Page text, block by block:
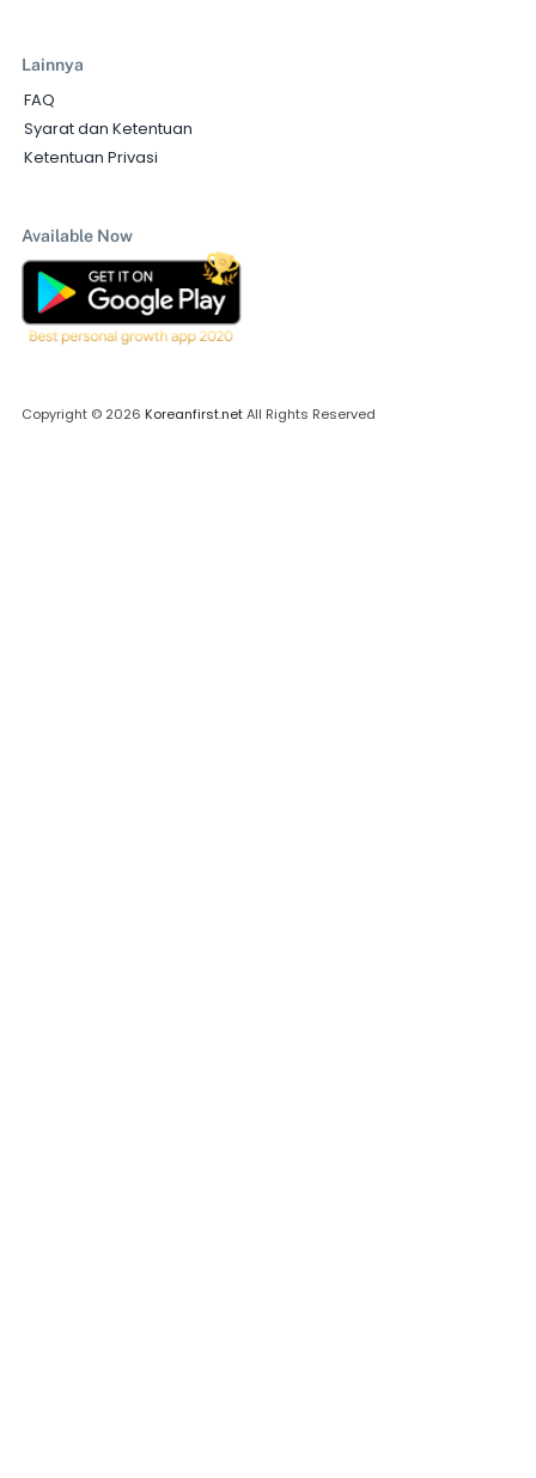
Lainnya
FAQ
Syarat dan Ketentuan
Ketentuan Privasi
Available Now
Copyright © 2026 Koreanfirst.netAll Rights Reserved